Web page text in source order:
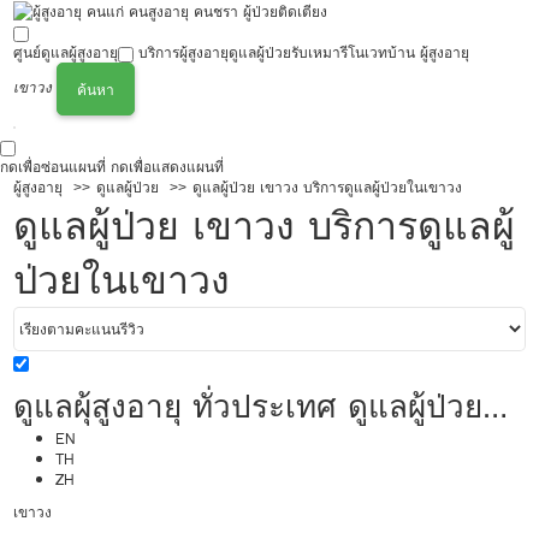
ศูนย์ดูแลผู้สูงอายุ บริการผู้สูงอายุดูแลผู้ป่วยรับเหมารีโนเวทบ้าน ผู้สูงอายุ
เขาวง
ค้นหา
กดเพื่อซ่อนแผนที่ กดเพื่อแสดงแผนที่
ผู้สูงอายุ
ดูแลผู้ป่วย ดูแลผู้ป่วย เขาวง บริการดูแลผู้ป่วยในเขาวง
ดูแลผู้ป่วย เขาวง บริการดูแลผู้
ป่วยในเขาวง
ดูแลผุ้สูงอายุ ทั่วประเทศ ดูแลผู้ป่วย
20,000/เดือน มืออาชีพ ได้ภาษา รับ
ต่างชาติ
EN
TH
ZH
เขาวง